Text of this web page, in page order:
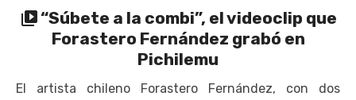
“Súbete a la combi”, el videoclip que
Forastero Fernández grabó en
Pichilemu
El artista chileno Forastero Fernández, con dos